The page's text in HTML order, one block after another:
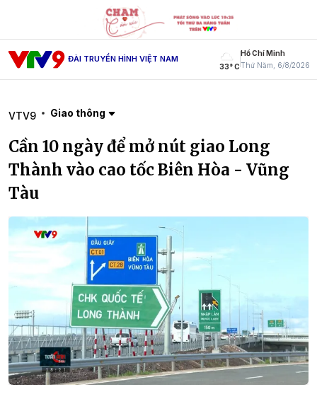
ĐÀI TRUYỀN HÌNH VIỆT NAM
33° C
Hồ Chí Minh
Thứ Năm, 6/8/2026
VTV9 Giao thông
Cần 10 ngày để mở nút giao Long
Thành vào cao tốc Biên Hòa - Vũng
Tàu